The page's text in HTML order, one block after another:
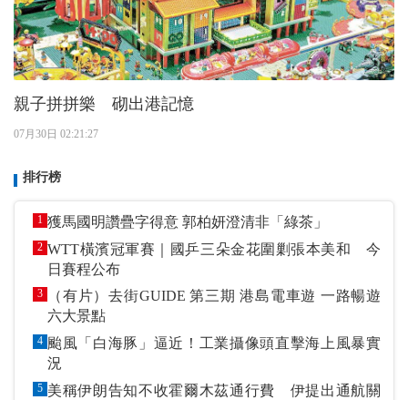
親子拼拼樂 砌出港記憶
07月30日 02:21:27
排行榜
1 獲馬國明讚疊字得意 郭柏妍澄清非「綠茶」
2 WTT橫濱冠軍賽｜國乒三朵金花圍剿張本美和 今
日賽程公布
3
（有片）去街GUIDE 第三期 港島電車遊 一路暢遊
六大景點
4 颱風「白海豚」逼近！工業攝像頭直擊海上風暴實
況
5 美稱伊朗告知不收霍爾木茲通行費 伊提出通航關